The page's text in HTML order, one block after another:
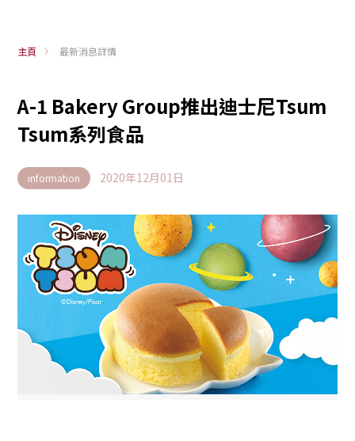
主頁 最新消息詳情
A-1 Bakery Group推出迪士尼Tsum
Tsum系列食品
information 2020年12月01日